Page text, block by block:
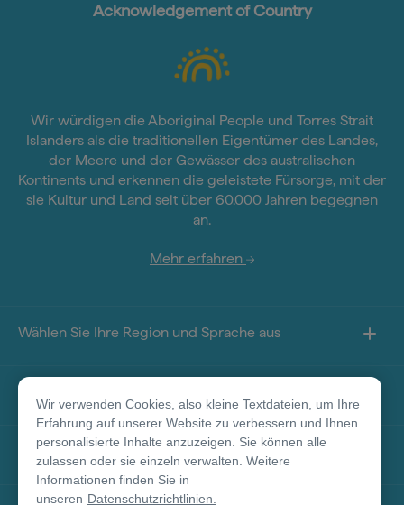
Acknowledgement of Country
Wir würdigen die Aboriginal People und Torres Strait
Islanders als die traditionellen Eigentümer des Landes,
der Meere und der Gewässer des australischen
Kontinents und erkennen die geleistete Fürsorge, mit der
sie Kultur und Land seit über 60.000 Jahren begegnen
an.
Mehr erfahren
Wählen Sie Ihre Region und Sprache aus
Über diese Seite
Wir verwenden Cookies, also kleine Textdateien, um Ihre
Erfahrung auf unserer Website zu verbessern und Ihnen
personalisierte Inhalte anzuzeigen. Sie können alle
zulassen oder sie einzeln verwalten. Weitere
Informationen finden Sie in
unseren Datenschutzrichtlinien.